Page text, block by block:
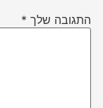
התגובה שלך *